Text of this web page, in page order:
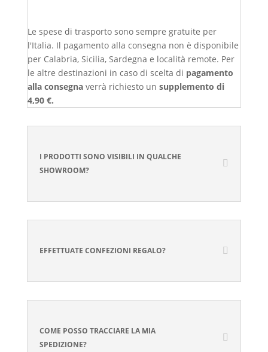
Le spese di trasporto sono sempre gratuite per
l'Italia. Il pagamento alla consegna non è disponibile
per Calabria, Sicilia, Sardegna e località remote. Per
le altre destinazioni in caso di scelta di pagamento
alla consegnaverrà richiesto un supplemento di
4,90 €.
I PRODOTTI SONO VISIBILI IN QUALCHE
SHOWROOM?
EFFETTUATE CONFEZIONI REGALO?
COME POSSO TRACCIARE LA MIA
SPEDIZIONE?